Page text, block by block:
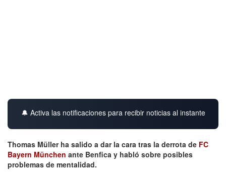
🔔 Activa las notificaciones para recibir noticias al instante
Thomas Müller ha salido a dar la cara tras la derrota de FC
Bayern München ante Benfica y habló sobre posibles
problemas de mentalidad.